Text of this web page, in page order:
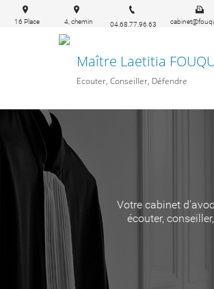
Maître Laetitia
Ecouter, Conseiller, Défendre
16 Place
4, chemin
11160
MINERVOIS
04.68.77.96.63
Votre cabinet
écouter,